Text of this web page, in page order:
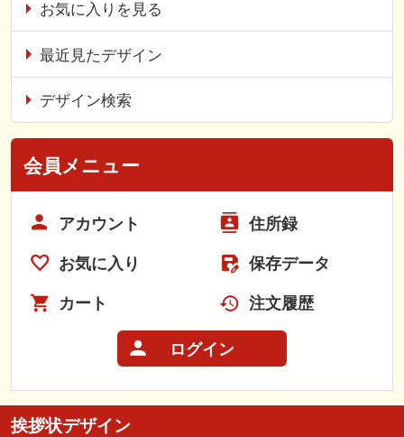
お気に入りを見る
最近見たデザイン
デザイン検索
会員メニュー
アカウント 住所録
お気に入り 保存データ
カート 注文履歴
ログイン
挨拶状デザイン